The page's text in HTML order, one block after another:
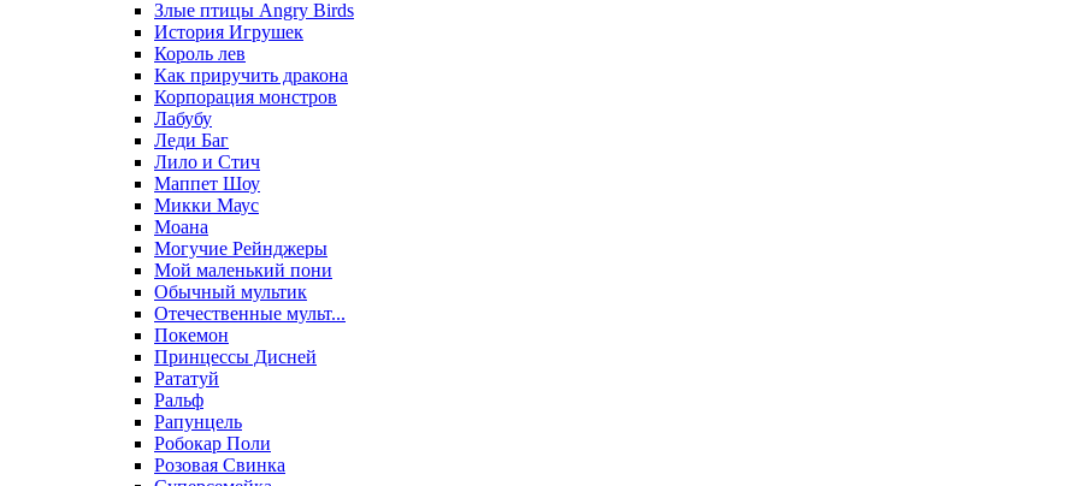
Злые птицы Angry Birds
История Игрушек
Король лев
Как приручить дракона
Корпорация монстров
Лабубу
Леди Баг
Лило и Стич
Маппет Шоу
Микки Маус
Моана
Могучие Рейнджеры
Мой маленький пони
Обычный мультик
Отечественные мульт...
Покемон
Принцессы Дисней
Рататуй
Ральф
Рапунцель
Робокар Поли
Розовая Свинка